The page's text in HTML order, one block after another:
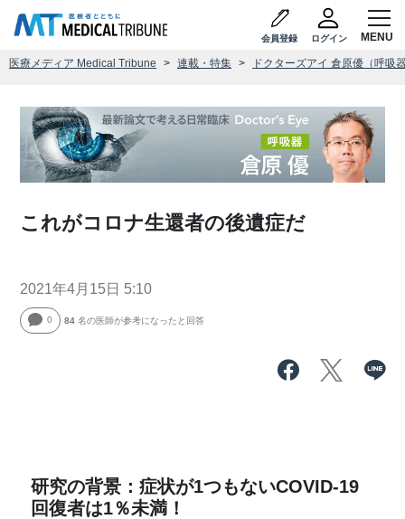
会員登録 ログイン
医療メディア Medical Tribune 連載・特集 ドクターズアイ 倉原優（呼吸
これがコロナ生還者の後遺症だ
2021年4月15日 5:10
0 84 名の医師が参考になったと回答
研究の背景：症状が1つもないCOVID-19
回復者は1％未満！